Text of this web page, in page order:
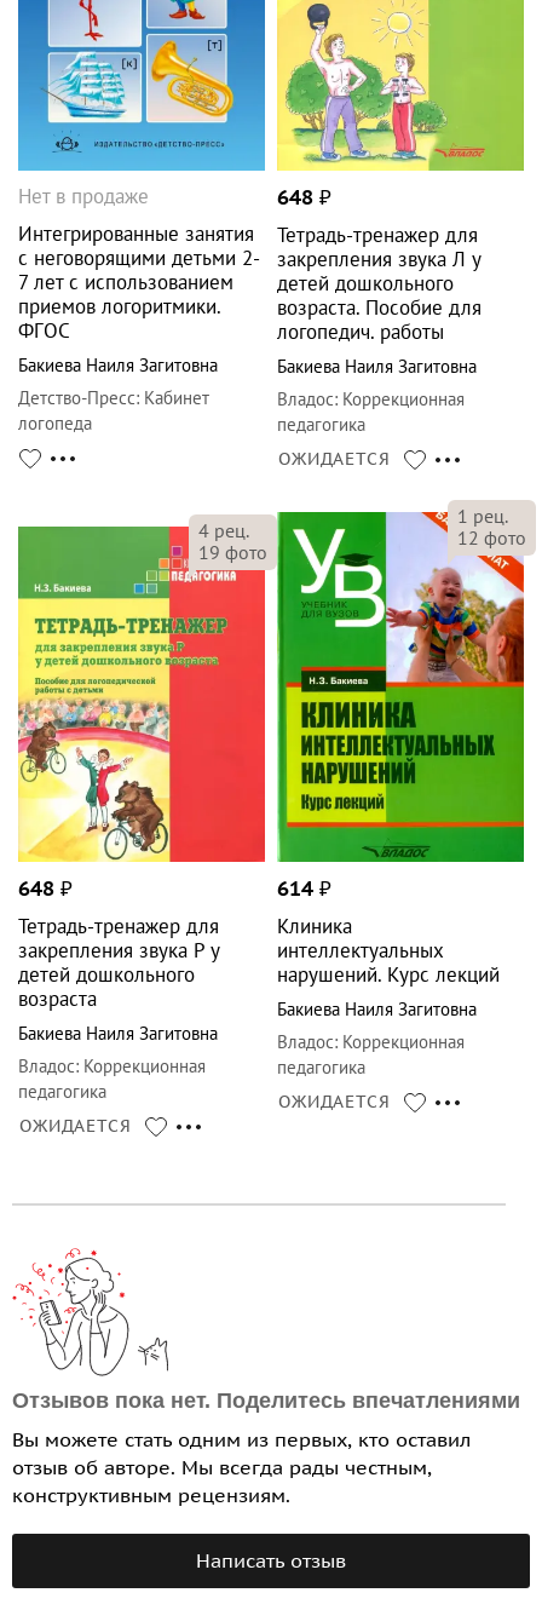
Нет в продаже
Интегрированные занятия
с неговорящими детьми 2-
7 лет с использованием
приемов логоритмики.
ФГОС
Бакиева Наиля Загитовна
Детство-Пресс: Кабинет
логопеда
648 ₽
Тетрадь-тренажер для
закрепления звука Л у
детей дошкольного
возраста. Пособие для
логопедич. работы
Бакиева Наиля Загитовна
Владос: Коррекционная
педагогика
ОЖИДАЕТСЯ
4 рец.
19 фото
648 ₽
Тетрадь-тренажер для
закрепления звука Р у
детей дошкольного
возраста
Бакиева Наиля Загитовна
Владос: Коррекционная
педагогика
ОЖИДАЕТСЯ
1 рец.
12 фото
614 ₽
Клиника
интеллектуальных
нарушений. Курс лекций
Бакиева Наиля Загитовна
Владос: Коррекционная
педагогика
ОЖИДАЕТСЯ
Отзывов пока нет. Поделитесь впечатлениями
Вы можете стать одним из первых, кто оставил
отзыв об авторе. Мы всегда рады честным,
конструктивным рецензиям.
Написать отзыв